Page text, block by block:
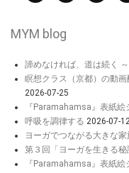
MYM blog
諦めなければ、道は続く
瞑想クラス（京都）の動
2026-07-25
『Paramahamsa』表紙絵
呼吸を調律する 2026-07-
ヨーガでつながる大きな家
第３回「ヨーガを生きる
『Paramahamsa』表紙絵